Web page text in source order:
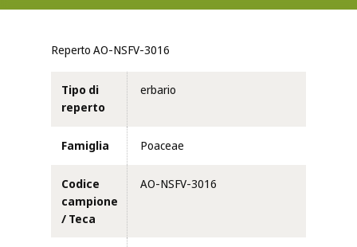
Reperto AO-NSFV-3016
Tipo di
reperto
erbario
Famiglia Poaceae
Codice
campione
/ Teca
AO-NSFV-3016